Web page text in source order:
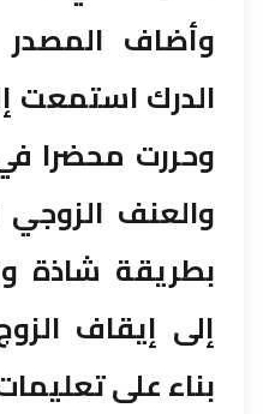
وأضاف
الدرك استمعت
وحررت محضرا
والعنف
بطريقة شاذة
إلى إيقاف
بناء على